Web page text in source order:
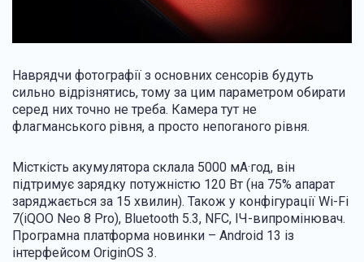
Наврядчи фотографії з основних сенсорів будуть
сильно відрізнятись, тому за цим параметром обирати
серед них точно не треба. Камера тут не
флагманського рівня, а просто непоганого рівня.
Місткість акумулятора склала 5000 мА·год, він
підтримує зарядку потужністю 120 Вт (на 75% апарат
заряджається за 15 хвилин). Також у конфігурації Wi-Fi
7(iQOO Neo 8 Pro), Bluetooth 5.3, NFC, ІЧ-випромінювач.
Програмна платформа новинки – Android 13 із
інтерфейсом OriginOS 3.